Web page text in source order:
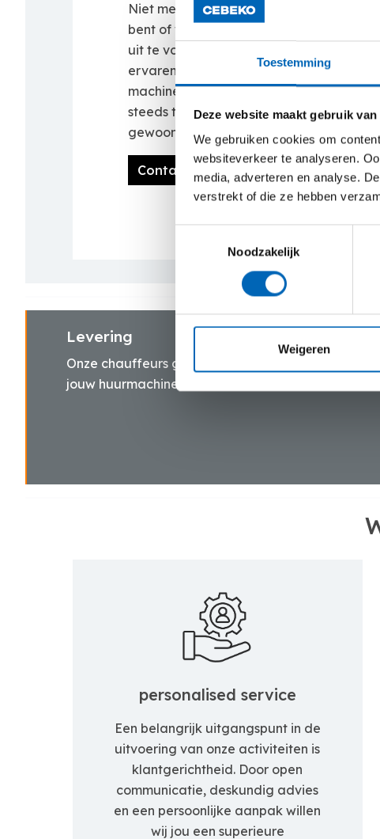
Toestemming
Deze website maakt gebruik
We gebruiken cookies om
websiteverkeer te analyseren.
media, adverteren en analyse.
verstrekt of die ze hebben
Noodzakelijk
Weigeren
Niet meteen zeker waar je precies naar
bent of welke machine het meest
uit te voeren werken? Neem dan contact
ervaren verhuurteam. Zij zoeken samen
machine op maat van het project.
steeds twijfel? Dan komt onze Rental
gewoon ter plaatse.
Contacteer ons
Levering
Onze chauffeurs gaan snel en zorgvuldig te werk
jouw huurmachine(s) bij jouw thuis of op de werf.
personalised service
Een belangrijk uitgangspunt in de
uitvoering van onze activiteiten is
klantgerichtheid. Door open
communicatie, deskundig advies
en een persoonlijke aanpak willen
wij jou een superieure